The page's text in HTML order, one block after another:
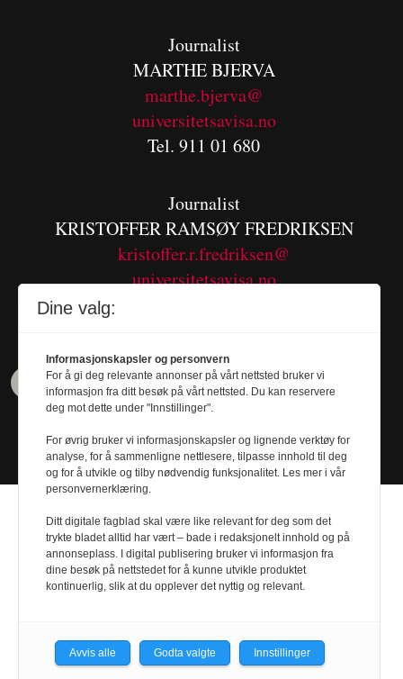
Journalist
MARTHE BJERVA
marthe.bjerva@
universitetsavisa.no
Tel. 911 01 680
Journalist
KRISTOFFER RAMSØY FREDRIKSEN
kristoffer.r.fredriksen@
universitetsavisa.no
Design byNordström Design- Powered by
Dine valg:
Informasjonskapsler og personvern
For å gi deg relevante annonser på vårt nettsted bruker vi
informasjon fra ditt besøk på vårt nettsted. Du kan reservere
deg mot dette under "Innstillinger".
For øvrig bruker vi informasjonskapsler og lignende verktøy for
analyse, for å sammenligne nettlesere, tilpasse innhold til deg
og for å utvikle og tilby nødvendig funksjonalitet. Les mer i vår
personvernerklæring.
Ditt digitale fagblad skal være like relevant for deg som det
trykte bladet alltid har vært – bade i redaksjonelt innhold og på
annonseplass. I digital publisering bruker vi informasjon fra
dine besøk på nettstedet for å kunne utvikle produktet
kontinuerlig, slik at du opplever det nyttig og relevant.
Avvis alle Godta valgte Innstillinger